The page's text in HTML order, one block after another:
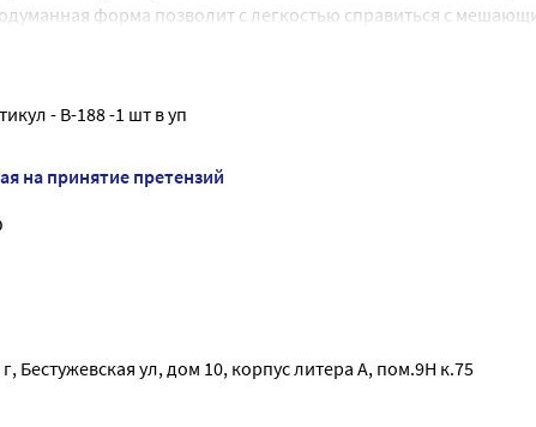
форма позволит с легкостью справиться с
чехол, изготовленный из высококачественного пластика
лезвия - 6,5 мм, ширина - 45 мм.
- B-188 -1 шт в уп
на принятие претензий
Бестужевская ул, дом 10, корпус литера А, пом.9Н к.75